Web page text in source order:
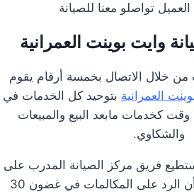
تواصلو معنا للصيانة
وايت بوينت العمرانية
خلال الاتصال بخمسة أرقام يقوم
العمرانية بتوحيد كل الخدمات في
كخدمات مابعد البيع والمبيعات
والشكاوي.
فريق مركز الصيانة المدرب على
أعلى مستوى من أجل أن الرد على المكالمات في غضون 30